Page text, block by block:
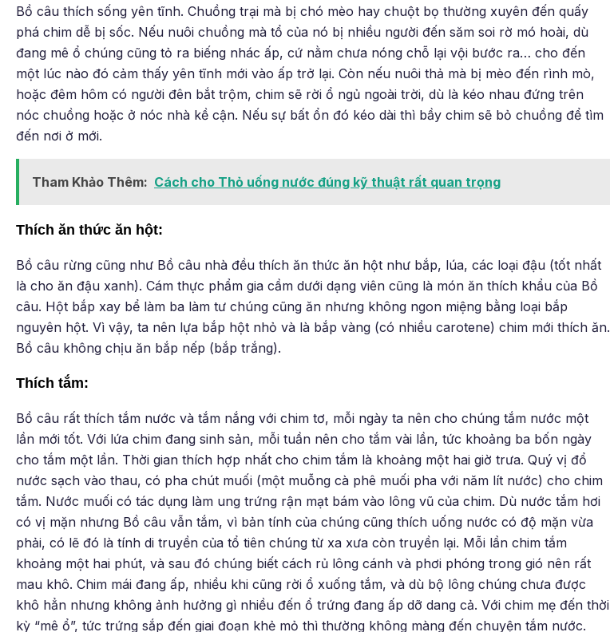
Bồ câu thích sống yên tĩnh. Chuồng trại mà bị chó mèo hay chuột bọ thường xuyên đến quấy
phá chim dễ bị sốc. Nếu nuôi chuồng mà tổ của nó bị nhiều người đến săm soi rờ mó hoài, dù
đang mê ổ chúng cũng tỏ ra biếng nhác ấp, cứ nằm chưa nóng chỗ lại vội bước ra… cho đến
một lúc nào đó cảm thấy yên tĩnh mới vào ấp trở lại. Còn nếu nuôi thả mà bị mèo đến rình mò,
hoặc đêm hôm có người đên bắt trộm, chim sẽ rời ổ ngủ ngoài trời, dù là kéo nhau đứng trên
nóc chuồng hoặc ở nóc nhà kề cận. Nếu sự bất ổn đó kéo dài thì bầy chim sẽ bỏ chuồng để tìm
đến nơi ở mới.
Tham Khảo Thêm: Cách cho Thỏ uống nước đúng kỹ thuật rất quan trọng
Thích ăn thức ăn hột:
Bồ câu rừng cũng như Bồ câu nhà đều thích ăn thức ăn hột như bắp, lúa, các loại đậu (tốt nhất
là cho ăn đậu xanh). Cám thực phẩm gia cầm dưới dạng viên cũng là món ăn thích khẩu của Bồ
câu. Hột bắp xay bể làm ba làm tư chúng cũng ăn nhưng không ngon miệng bằng loại bắp
nguyên hột. Vì vậy, ta nên lựa bắp hột nhỏ và là bắp vàng (có nhiều carotene) chim mới thích ăn.
Bồ câu không chịu ăn bắp nếp (bắp trắng).
Thích tắm:
Bồ câu rất thích tắm nước và tắm nắng với chim tơ, mỗi ngày ta nên cho chúng tắm nước một
lần mới tốt. Với lứa chim đang sinh sản, mỗi tuần nên cho tắm vài lần, tức khoảng ba bốn ngày
cho tắm một lần. Thời gian thích hợp nhất cho chim tắm là khoảng một hai giờ trưa. Quý vị đổ
nước sạch vào thau, có pha chút muối (một muỗng cà phê muối pha với năm lít nước) cho chim
tắm. Nước muối có tác dụng làm ung trứng rận mạt bám vào lông vũ của chim. Dù nước tắm hơi
có vị mặn nhưng Bồ câu vẫn tắm, vì bản tính của chúng cũng thích uống nước có độ mặn vừa
phải, có lẽ đó là tính di truyền của tổ tiên chúng từ xa xưa còn truyền lại. Mỗi lần chim tắm
khoảng một hai phút, và sau đó chúng biết cách rủ lông cánh và phơi phóng trong gió nên rất
mau khô. Chim mái đang ấp, nhiều khi cũng rời ổ xuống tắm, và dù bộ lông chúng chưa được
khô hẳn nhưng không ảnh hưởng gì nhiều đến ổ trứng đang ấp dỡ dang cả. Với chim mẹ đến thời
kỳ “mê ổ”, tức trứng sắp đến giai đoạn khẻ mỏ thì thường không màng đến chuyện tắm nước.